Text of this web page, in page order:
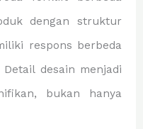
dengan struktur
respons berbeda
desain menjadi
bukan hanya